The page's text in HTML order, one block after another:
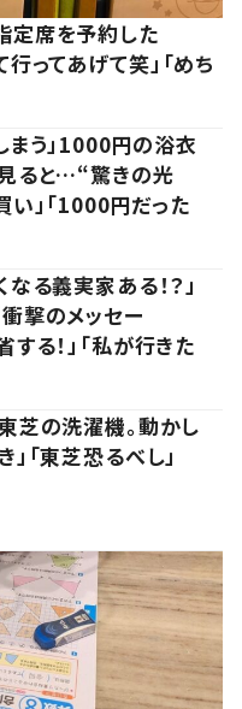
定席を予約した
ってあげて笑」「めち
まう」1000円の浴衣
ると…“驚きの光
い」「1000円だった
る義実家ある！？」
撃のメッセー
る！」「私が行きた
芝の洗濯機。動かし
「東芝恐るべし」